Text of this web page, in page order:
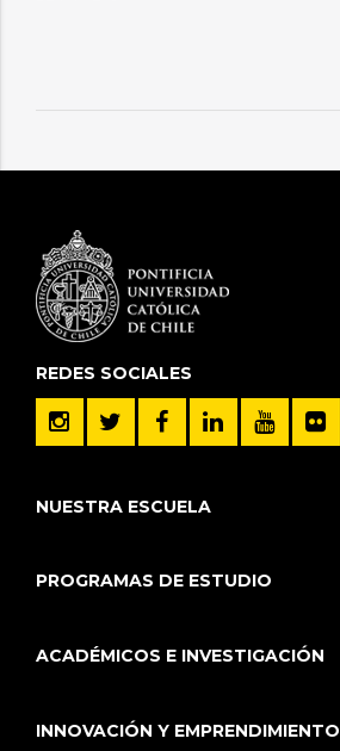
REDES SOCIALES
NUESTRA ESCUELA
PROGRAMAS DE ESTUDIO
ACADÉMICOS E INVESTIGACIÓN
INNOVACIÓN Y EMPRENDIMIENTO